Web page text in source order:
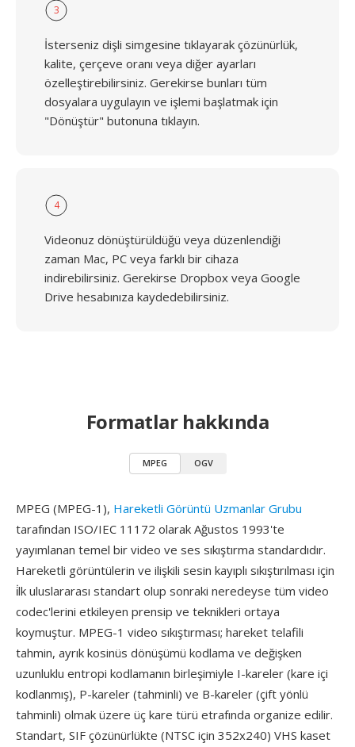
3
İsterseniz dişli simgesine tıklayarak çözünürlük,
kalite, çerçeve oranı veya diğer ayarları
özelleştirebilirsiniz. Gerekirse bunları tüm
dosyalara uygulayın ve işlemi başlatmak için
"Dönüştür" butonuna tıklayın.
4
Videonuz dönüştürüldüğü veya düzenlendiği
zaman Mac, PC veya farklı bir cihaza
indirebilirsiniz. Gerekirse Dropbox veya Google
Drive hesabınıza kaydedebilirsiniz.
Formatlar hakkında
MPEG OGV
MPEG (MPEG-1), Hareketli Görüntü Uzmanlar Grubu
tarafından ISO/IEC 11172 olarak Ağustos 1993'te
yayımlanan temel bir video ve ses sıkıştırma standardıdır.
Hareketli görüntülerin ve ilişkili sesin kayıplı sıkıştırılması için
i̇lk uluslararası standart olup sonraki neredeyse tüm video
codec'lerini etkileyen prensip ve teknikleri ortaya
koymuştur. MPEG-1 video sıkıştırması; hareket telafili
tahmin, ayrık kosinüs dönüşümü kodlama ve değişken
uzunluklu entropi kodlamanın birleşimiyle I-kareler (kare içi
kodlanmış), P-kareler (tahminli) ve B-kareler (çift yönlü
tahminli) olmak üzere üç kare türü etrafında organize edilir.
Standart, SIF çözünürlükte (NTSC için 352x240) VHS kaset